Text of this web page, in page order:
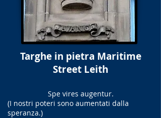
Targhe in pietra Maritime
Street Leith
Spe vires augentur.
(I nostri poteri sono aumentati dalla
speranza.)